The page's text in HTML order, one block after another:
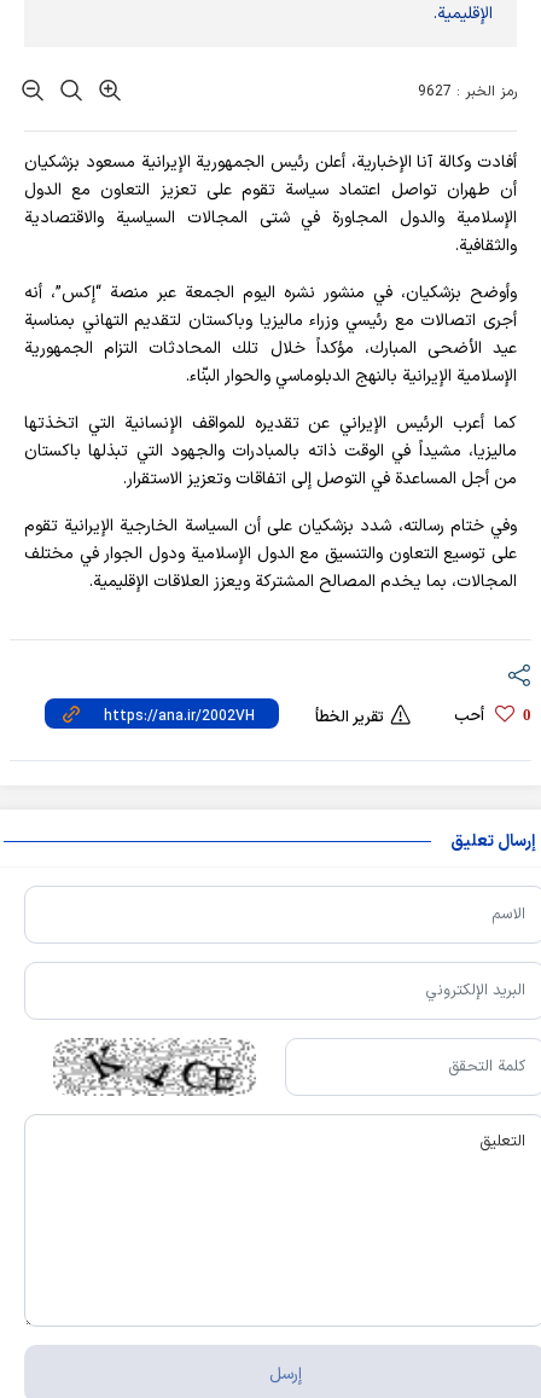
الإقليمية.
رمز الخبر : 9627
أفادت وکالة آنا الإخباریة، أعلن رئيس الجمهورية الإيرانية مسعود بزشكيان
أن طهران تواصل اعتماد سياسة تقوم على تعزيز التعاون مع الدول
الإسلامية والدول المجاورة في شتى المجالات السياسية والاقتصادية
والثقافية.
وأوضح بزشكيان، في منشور نشره اليوم الجمعة عبر منصة “إكس”، أنه
أجرى اتصالات مع رئيسي وزراء ماليزيا وباكستان لتقديم التهاني بمناسبة
عيد الأضحى المبارك، مؤكداً خلال تلك المحادثات التزام الجمهورية
الإسلامية الإيرانية بالنهج الدبلوماسي والحوار البنّاء.
كما أعرب الرئيس الإيراني عن تقديره للمواقف الإنسانية التي اتخذتها
ماليزيا، مشيداً في الوقت ذاته بالمبادرات والجهود التي تبذلها باكستان
من أجل المساعدة في التوصل إلى اتفاقات وتعزيز الاستقرار.
وفي ختام رسالته، شدد بزشكيان على أن السياسة الخارجية الإيرانية تقوم
على توسيع التعاون والتنسيق مع الدول الإسلامية ودول الجوار في مختلف
المجالات، بما يخدم المصالح المشتركة ويعزز العلاقات الإقليمية.
0 أحب تقرير الخطأ
إرسال تعليق